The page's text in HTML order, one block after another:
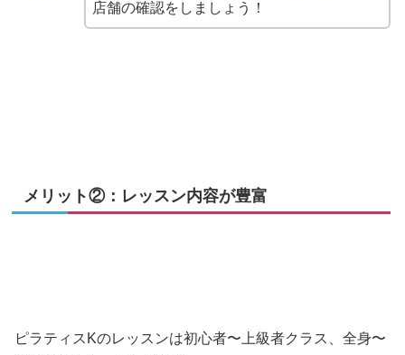
店舗の確認をしましょう！
メリット②：レッスン内容が豊富
ピラティスKのレッスンは初心者〜上級者クラス、全身〜